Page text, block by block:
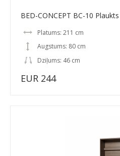
BED-CONCEPT BC-10
Platums: 211 cm
Augstums: 80 cm
Dziļums: 46 cm
EUR 244